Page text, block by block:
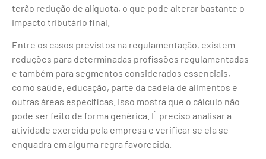
terão redução de alíquota, o que pode alterar bastante o
impacto tributário final.
Entre os casos previstos na regulamentação, existem
reduções para determinadas profissões regulamentadas
e também para segmentos considerados essenciais,
como saúde, educação, parte da cadeia de alimentos e
outras áreas específicas. Isso mostra que o cálculo não
pode ser feito de forma genérica. É preciso analisar a
atividade exercida pela empresa e verificar se ela se
enquadra em alguma regra favorecida.